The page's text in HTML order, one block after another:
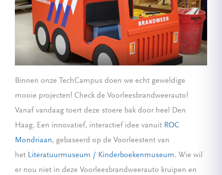
Binnen onze TechCampus doen we echt geweldige
mooie projecten! Check de Voorleesbrandweerauto!
Vanaf vandaag toert deze stoere bak door heel Den
Haag. Een innovatief, interactief idee vanuit ROC
Mondriaan, gebaseerd op de Voorleestent van
het Literatuurmuseum / Kinderboekenmuseum. Wie wil
er nou niet in deze Voorleesbrandweerauto kruipen en